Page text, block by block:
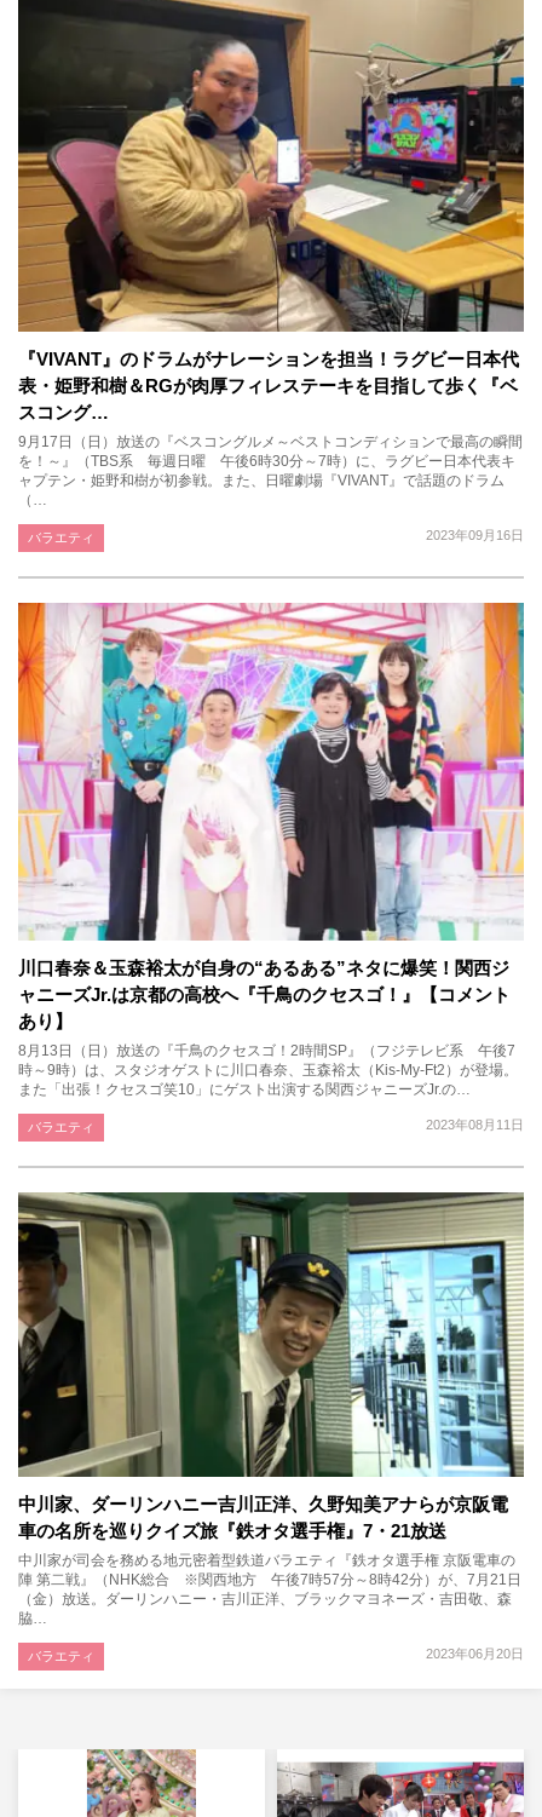
『VIVANT』のドラムがナレーションを担当！ラグビー日本代
表・姫野和樹＆RGが肉厚フィレステーキを目指して歩く『ベ
スコング…
9月17日（日）放送の『ベスコングルメ～ベストコンディションで最高の瞬間
を！～』（TBS系 毎週日曜 午後6時30分～7時）に、ラグビー日本代表キ
ャプテン・姫野和樹が初参戦。また、日曜劇場『VIVANT』で話題のドラム
（…
2023年09月16日
バラエティ
川口春奈＆玉森裕太が自身の“あるある”ネタに爆笑！関西ジ
ャニーズJr.は京都の高校へ『千鳥のクセスゴ！』【コメント
あり】
8月13日（日）放送の『千鳥のクセスゴ！2時間SP』（フジテレビ系 午後7
時～9時）は、スタジオゲストに川口春奈、玉森裕太（Kis-My-Ft2）が登場。
また「出張！クセスゴ笑10」にゲスト出演する関西ジャニーズJr.の…
2023年08月11日
バラエティ
中川家、ダーリンハニー吉川正洋、久野知美アナらが京阪電
車の名所を巡りクイズ旅『鉄オタ選手権』7・21放送
中川家が司会を務める地元密着型鉄道バラエティ『鉄オタ選手権 京阪電車の
陣 第二戦』（NHK総合 ※関西地方 午後7時57分～8時42分）が、7月21日
（金）放送。ダーリンハニー・吉川正洋、ブラックマヨネーズ・吉田敬、森
脇…
2023年06月20日
バラエティ